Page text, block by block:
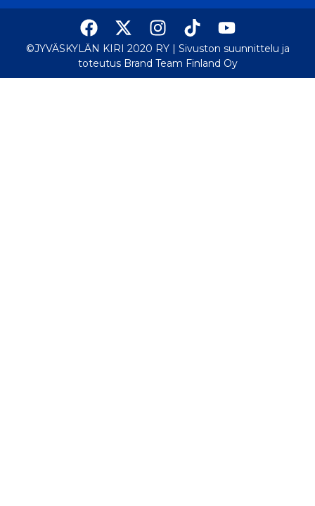
©JYVÄSKYLÄN KIRI 2020 RY | Sivuston suunnittelu ja
toteutus Brand Team Finland Oy